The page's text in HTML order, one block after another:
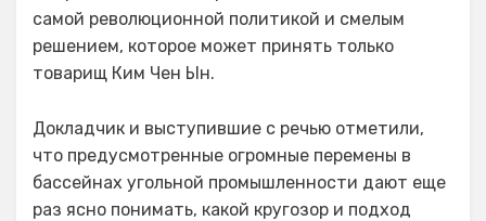
самой революционной политикой и смелым
решением, которое может принять только
товарищ Ким Чен Ын.
Докладчик и выступившие с речью отметили,
что предусмотренные огромные перемены в
бассейнах угольной промышленности дают еще
раз ясно понимать, какой кругозор и подход